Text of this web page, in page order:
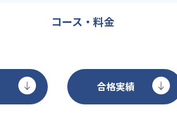
コース・料金
合格実績